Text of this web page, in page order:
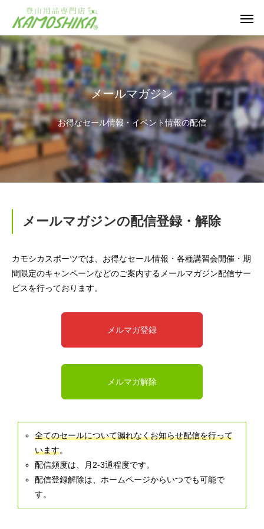
メールマガジン
お得なセール情報・イベント情報の配信
メールマガジンの配信登録・解除
カモシカスポーツでは、お得なセール情報・各種講習会開催・期
間限定のキャンペーンなどのご案内するメールマガジン配信サー
ビスを行っております。
メルマガ登録
メルマガ解除
全てのセールについて漏れなくお知らせ配信を行って
います。
配信頻度は、月2-3通程度です。
配信登録解除は、ホームページからいつでも可能で
す。